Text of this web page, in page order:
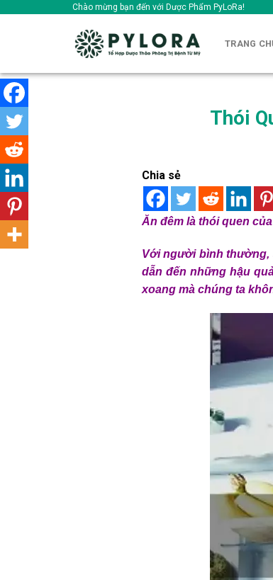
Chào mừng bạn đến với Dược Phẩm PyLoRa!
TRANG
Thói
Chia sẻ
Ăn đêm là thói quen
Với người bình thường,
dẫn đến những hậu
xoang mà chúng ta